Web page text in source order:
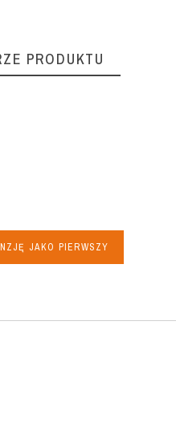
PRODUKTU
JAKO PIERWSZY